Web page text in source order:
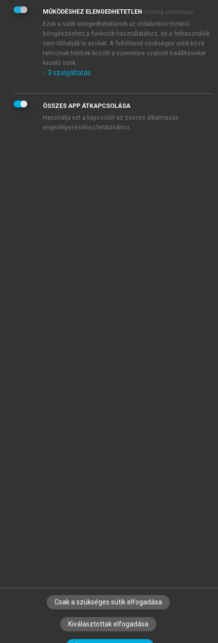
Adatkezelési tájékoztatóbanfoglaltakat tudomásul
veszem és elfogadom.
Általános vásárlási feltételeket, valamint a szotar.netés a
mersz.huoldalak licencszerződéseiben foglaltakat
tudomásul veszem és elfogadom.
KIPRÓBÁLOM
SZERZŐKNEK CÉGEKNEK KÖNYVTÁROSOKNAK
SZERKESZTÉSI ÉS LEKTORÁLÁSI ALAPELVEK
MŰKÖDÉSHEZ ELENGEDHETETLEN (mindig szükséges)
Ezek a sütik elengedhetetlenek az oldalunkon történő
böngészéshez,a funkciók használatához, és a felhasználók
nem tilthatják le azokat. A feltétlenül szükséges sütik közé
tartoznak többek között a személyre szabott beállításokat
kezelő sütik.
↓ 3 szolgáltatás
ÖSSZES APP ÁTKAPCSOLÁSA
Használja ezt a kapcsolót az összes alkalmazás
engedélyezéséhez/letiltásához.
Csak a szükséges sütik elfogadása
Kiválasztottak elfogadása